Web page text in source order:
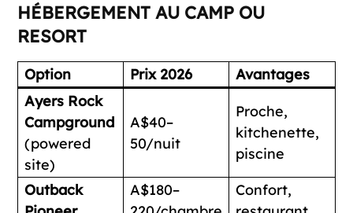
HÉBERGEMENT AU CAMP OU
RESORT
Option Prix 2026
Avantages
Ayers Rock
Campground
(powered
site)
A$40–
50/nuit
Proche,
kitchenette,
piscine
Outback
A$180–
Confort,